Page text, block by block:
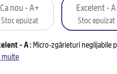
Ca nou - A+
Stoc epuizat
Excelent - A
Stoc epuizat
- A:Micro-zgârieturi neglijabile
multe